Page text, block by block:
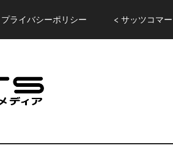
プライバシーポリシー < サッツコマ